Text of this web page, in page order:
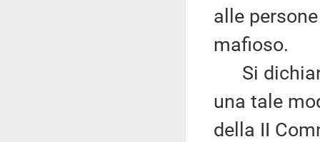
alle
mafioso.
Si
una tale
della II